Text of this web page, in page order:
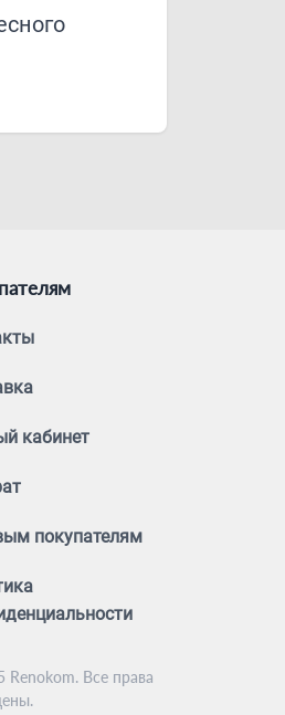
кабинет
покупателям
Renokom. Все права